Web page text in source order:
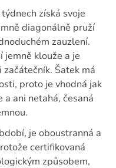
získá svoje
diagonálně pruží
zauzlení.
jemně klouže a je
Šatek má
proto je vhodná jak
a ani netahá, česaná
je oboustranná a
certifikovaná
způsobem,